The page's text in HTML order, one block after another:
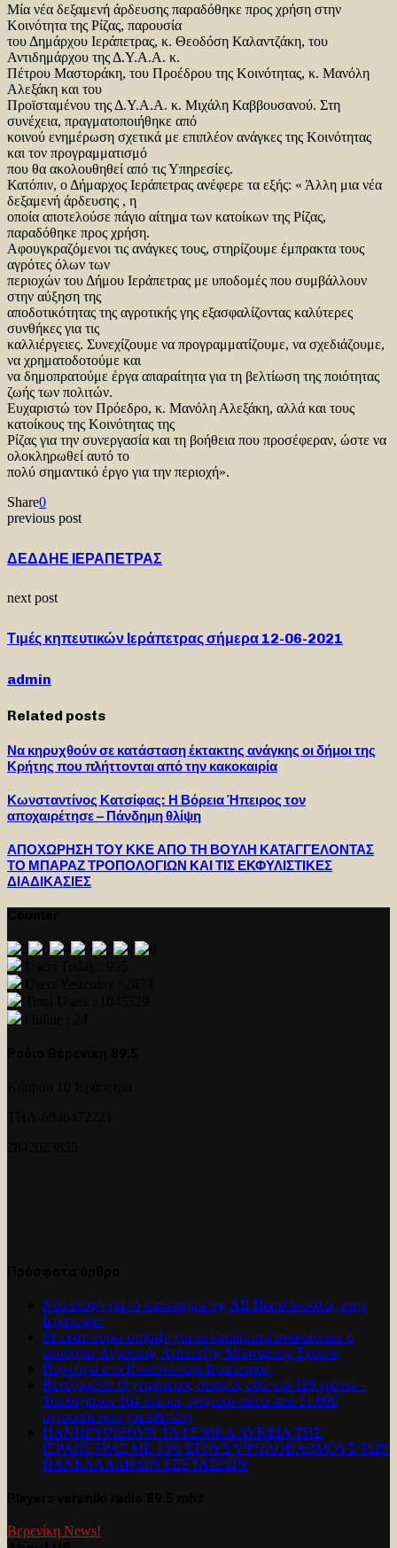
Μία νέα δεξαμενή άρδευσης παραδόθηκε προς χρήση στην
Κοινότητα της Ρίζας, παρουσία
του Δημάρχου Ιεράπετρας, κ. Θεοδόση Καλαντζάκη, του
Αντιδημάρχου της Δ.Υ.Α.Α. κ.
Πέτρου Μαστοράκη, του Προέδρου της Κοινότητας, κ. Μανόλη
Αλεξάκη και του
Προϊσταμένου της Δ.Υ.Α.Α. κ. Μιχάλη Καββουσανού. Στη
συνέχεια, πραγματοποιήθηκε από
κοινού ενημέρωση σχετικά με επιπλέον ανάγκες της Κοινότητας
και τον προγραμματισμό
που θα ακολουθηθεί από τις Υπηρεσίες.
Κατόπιν, ο Δήμαρχος Ιεράπετρας ανέφερε τα εξής: « Άλλη μια νέα
δεξαμενή άρδευσης , η
οποία αποτελούσε πάγιο αίτημα των κατοίκων της Ρίζας,
παραδόθηκε προς χρήση.
Αφουγκραζόμενοι τις ανάγκες τους, στηρίζουμε έμπρακτα τους
αγρότες όλων των
περιοχών του Δήμου Ιεράπετρας με υποδομές που συμβάλλουν
στην αύξηση της
αποδοτικότητας της αγροτικής γης εξασφαλίζοντας καλύτερες
συνθήκες για τις
καλλιέργειες. Συνεχίζουμε να προγραμματίζουμε, να σχεδιάζουμε,
να χρηματοδοτούμε και
να δημοπρατούμε έργα απαραίτητα για τη βελτίωση της ποιότητας
ζωής των πολιτών.
Ευχαριστώ τον Πρόεδρο, κ. Μανόλη Αλεξάκη, αλλά και τους
κατοίκους της Κοινότητας της
Ρίζας για την συνεργασία και τη βοήθεια που προσέφεραν, ώστε να
ολοκληρωθεί αυτό το
πολύ σημαντικό έργο για την περιοχή».
Share0
previous post
ΔΕΔΔΗΕ ΙΕΡΑΠΕΤΡΑΣ
next post
Τιμές κηπευτικών Ιεράπετρας σήμερα 12-06-2021
admin
Related posts
Να κηρυχθούν σε κατάσταση έκτακτης ανάγκης οι δήμοι της
Κρήτης που πλήττονται από την κακοκαιρία
Κωνσταντίνος Κατσίφας: Η Βόρεια Ήπειρος τον
αποχαιρέτησε – Πάνδημη θλίψη
ΑΠΟΧΩΡΗΣΗ ΤΟΥ ΚΚΕ ΑΠΟ ΤΗ ΒΟΥΛΗ ΚΑΤΑΓΓΕΛΟΝΤΑΣ
ΤΟ ΜΠΑΡΑΖ ΤΡΟΠΟΛΟΓΙΩΝ ΚΑΙ ΤΙΣ ΕΚΦΥΛΙΣΤΙΚΕΣ
ΔΙΑΔΙΚΑΣΙΕΣ
Νέα εποχή για το καταστημα της ΑΒ Βασιλόπουλος στην
Ιεράπετρα!
61 εκατ. ευρώ στήριξη για τα λιπάσματα ανακοίνωσε ο
υπουργός Αγροτικής Ανάπτυξης Μαργαρίτης Σχοινάς
Πυρκαγια στο Κουτσουναρι Ιεραπετρας.
Βενεζουέλα: Ο χειρότερος σεισμός εδώ και 126 χρόνια –
Τουλάχιστον 164 νεκροί, ψάχνουν πάνω από 21.000
αγνοούμενους (pics&vids)
ΠΑΝΗΓΥΡΊΖΟΥΝ ΤΑ ΓΕΝΙΚΑ ΛΥΚΕΙΑ ΤΗΣ
ΙΕΡΑΠΕΤΡΑΣ ΜΕ 33% ΣΤΟΥΣ ΥΨΗΛΟΒΑΘΜΟΥΣ ΤΩΝ
ΠΑΝΕΛΛΑΔΙΚΩΝ ΕΞΕΤΑΣΕΩΝ
Βερενίκη News!